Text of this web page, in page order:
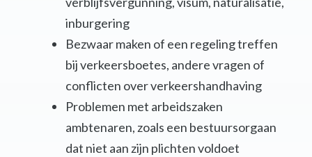
inburgering
Bezwaar maken of een regeling treffen
bij verkeersboetes, andere vragen of
conflicten over verkeershandhaving
Problemen met arbeidszaken
ambtenaren, zoals een bestuursorgaan
dat niet aan zijn plichten voldoet